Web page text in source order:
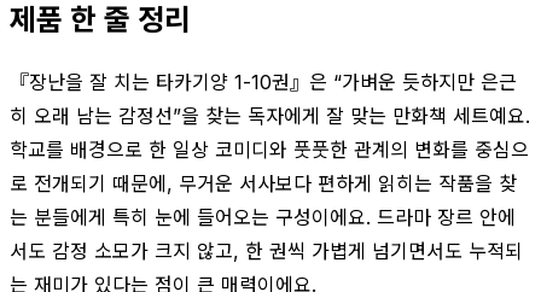
제품 한 줄 정리
『장난을 잘 치는 타카기양 1-10권』은 “가벼운 듯하지만 은근
히 오래 남는 감정선”을 찾는 독자에게 잘 맞는 만화책 세트예요.
학교를 배경으로 한 일상 코미디와 풋풋한 관계의 변화를 중심으
로 전개되기 때문에, 무거운 서사보다 편하게 읽히는 작품을 찾
는 분들에게 특히 눈에 들어오는 구성이에요. 드라마 장르 안에
서도 감정 소모가 크지 않고, 한 권씩 가볍게 넘기면서도 누적되
는 재미가 있다는 점이 큰 매력이에요.